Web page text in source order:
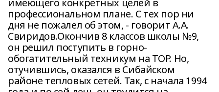
имеющего конкретных целей в
профессиональном плане. С тех пор ни
дня не пожалел об этом, - говорит А.А.
Свиридов.Окончив 8 классов школы №9,
он решил поступить в горно-
обогатительный техникум на ТОР. Но,
отучившись, оказался в Сибайском
районе тепловых сетей. Так, с начала 1994